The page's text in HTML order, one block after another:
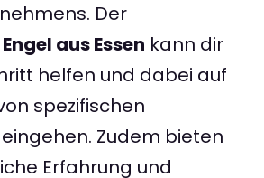
Der
aus Essen kann dir
helfen und dabei auf
spezifischen
Zudem bieten
Erfahrung und